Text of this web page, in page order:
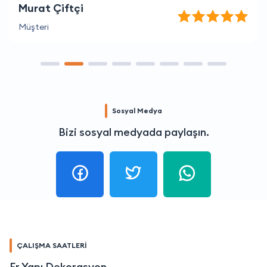
Murat Çiftçi
Müşteri
Sosyal Medya
Bizi sosyal medyada paylaşın.
ÇALIŞMA SAATLERİ